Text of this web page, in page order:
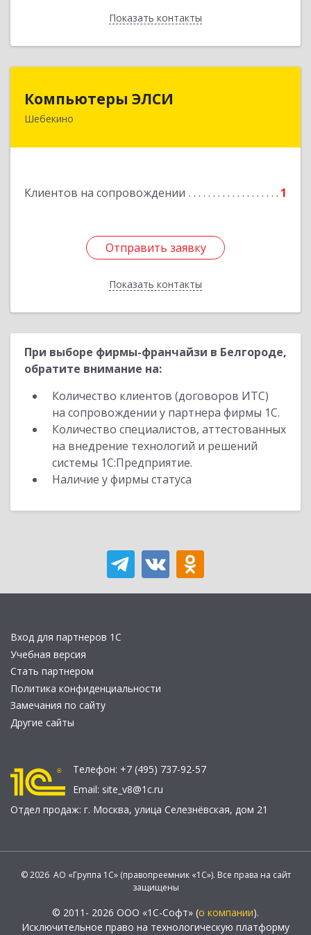
Показать контакты
Назад
Компьютеры ЭЛСИ
Шебекино
Клиентов на сопровождении 1
Отправить заявку
Показать контакты
Отправить заявку
Назад
При выборе фирмы-франчайзи в Белгороде,
обратите внимание на:
Количество клиентов (договоров ИТС)
на сопровождении у партнера фирмы 1С.
Количество специалистов, аттестованных
на внедрение технологий и решений
системы 1С:Предприятие.
Наличие у фирмы статуса
Вход для партнеров 1С
Учебная версия
Стать партнером
Политика конфиденциальности
Замечания по сайту
Другие сайты
Телефон: +7 (495) 737-92-57
Email: site_v8@1c.ru
Отдел продаж: г. Москва, улица Селезнёвская, дом 21
© 2026 АО «Группа 1С» (правопреемник «1С»). Все права на сайт
защищены
© 2011- 2026 ООО «1С-Софт» (о компании).
Исключительное право на технологическую платформу